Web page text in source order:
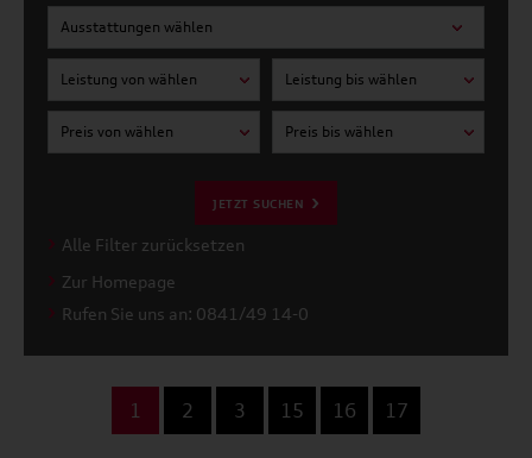
Ausstattungen wählen
Leistung von wählen Leistung bis wählen
Preis von wählen Preis bis wählen
JETZT SUCHEN
Alle Filter zurücksetzen
Zur Homepage
Rufen Sie uns an: 0841/49 14-0
1 2 3 15 16 17